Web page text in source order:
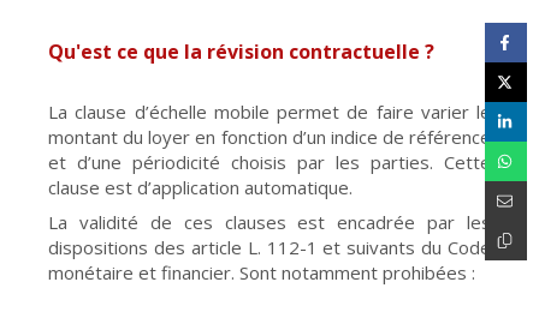
Qu'est ce que la révision contractuelle ?
La clause d’échelle mobile permet de faire varier le
montant du loyer en fonction d’un indice de référence
et d’une périodicité choisis par les parties. Cette
clause est d’application automatique.
La validité de ces clauses est encadrée par les
dispositions des article L. 112-1 et suivants du Code
monétaire et financier. Sont notamment prohibées :